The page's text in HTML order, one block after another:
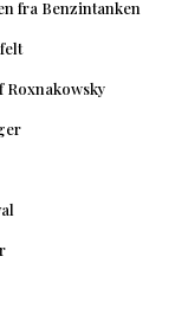
fra Benzintanken
Roxnakowsky